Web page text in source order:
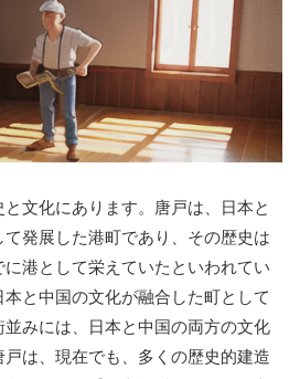
と文化にあります。唐戸は、日本と
発展した港町であり、その歴史は
港として栄えていたといわれてい
と中国の文化が融合した町として
並みには、日本と中国の両方の文化
は、現在でも、多くの歴史的建造